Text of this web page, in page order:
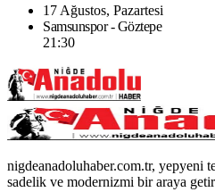
17 Ağustos, Pazartesi
Samsunspor - Göztepe
21:30
nigdeanadoluhaber.com.tr, yepyeni
sadelik ve modernizmi bir araya